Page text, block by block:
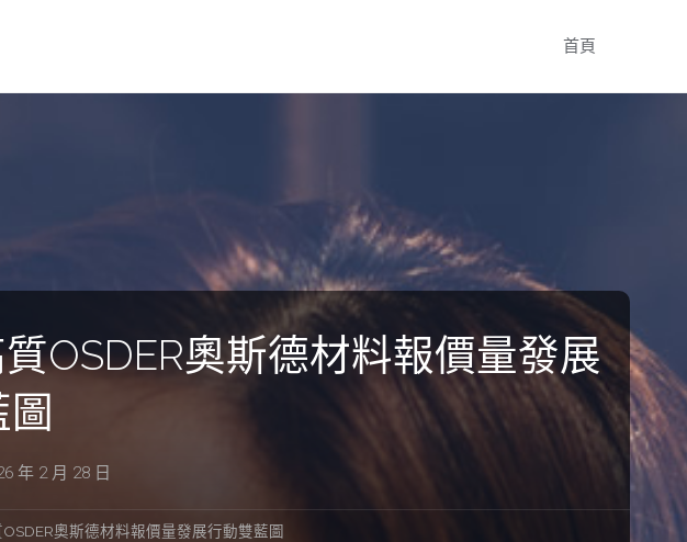
首頁
OSDER奧斯德材料報價量發展
年 2 月 28 日
奧斯德材料報價量發展行動雙藍圖